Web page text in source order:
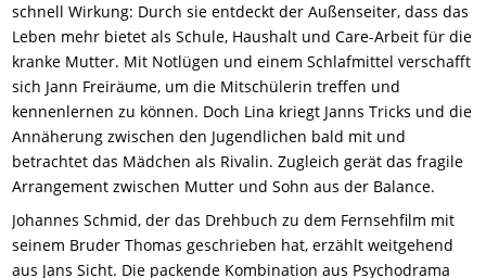
schnell Wirkung: Durch sie entdeckt der Außenseiter, dass das
Leben mehr bietet als Schule, Haushalt und Care-Arbeit für die
kranke Mutter. Mit Notlügen und einem Schlafmittel verschafft
sich Jann Freiräume, um die Mitschülerin treffen und
kennenlernen zu können. Doch Lina kriegt Janns Tricks und die
Annäherung zwischen den Jugendlichen bald mit und
betrachtet das Mädchen als Rivalin. Zugleich gerät das fragile
Arrangement zwischen Mutter und Sohn aus der Balance.
Johannes Schmid, der das Drehbuch zu dem Fernsehfilm mit
seinem Bruder Thomas geschrieben hat, erzählt weitgehend
aus Jans Sicht. Die packende Kombination aus Psychodrama